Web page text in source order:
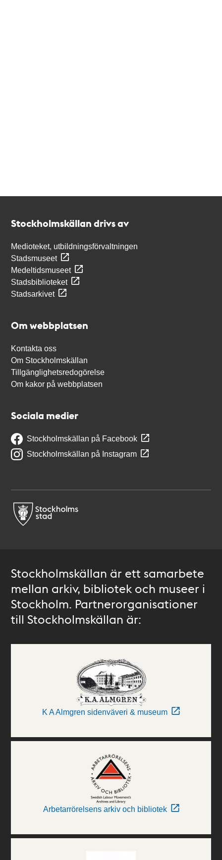
Stockholmskällan drivs av
Medioteket, utbildningsförvaltningen
Stadsmuseet
Medeltidsmuseet
Stadsbiblioteket
Stadsarkivet
Om webbplatsen
Kontakta oss
Om Stockholmskällan
Tillgänglighetsredogörelse
Om kakor på webbplatsen
Sociala medier
Stockholmskällan på Facebook
Stockholmskällan på Instagram
Stockholmskällan är ett samarbete
mellan arkiv, bibliotek och museer i
Stockholm. Partnerorganisationer
till Stockholmskällan är:
K A Almgren sidenväveri & museum
Arbetarrörelsens arkiv och bibliotek